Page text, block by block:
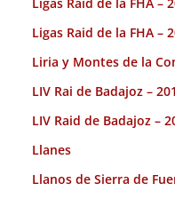
Ligas Raid de la FHA –
Liria y Montes de la
LIV Rai de Badajoz –
LIV Raid de Badajoz –
Llanes
Llanos de Sierra de